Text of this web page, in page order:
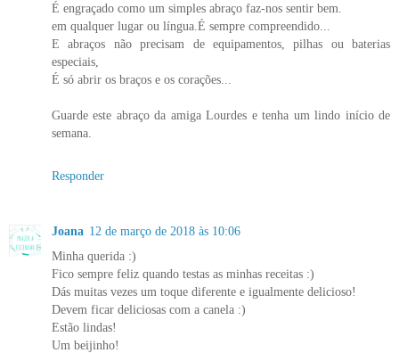
É engraçado como um simples abraço faz-nos sentir bem.
em qualquer lugar ou língua.É sempre compreendido...
E abraços não precisam de equipamentos, pilhas ou baterias
especiais,
É só abrir os braços e os corações...
Guarde este abraço da amiga Lourdes e tenha um lindo início de
semana.
Responder
Joana 12 de março de 2018 às 10:06
Minha querida :)
Fico sempre feliz quando testas as minhas receitas :)
Dás muitas vezes um toque diferente e igualmente delicioso!
Devem ficar deliciosas com a canela :)
Estão lindas!
Um beijinho!